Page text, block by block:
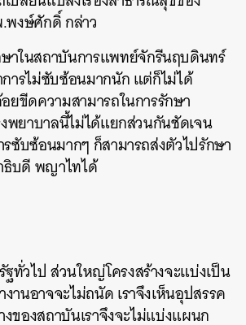
พงษ์ศักดิ์ กล่าว
าในสถาบันการแพทย์จักรีนฤบดินทร์
ารไม่ซับซ้อนมากนัก แต่ก็ไม่ได้
ยขีดความสามารถในการรักษา
งพยาบาลนี้ไม่ได้แยกส่วนกันชัดเจน
ซับซ้อนมากๆ ก็สามารถส่งตัวไปรักษา
ธิบดี พญาไทได้
ฐทั่วไป ส่วนใหญ่โครงสร้างจะแบ่งเป็น
านอาจจะไม่ถนัด เราจึงเห็นอุปสรรค
งของสถาบันเราจึงจะไม่แบ่งแผนก